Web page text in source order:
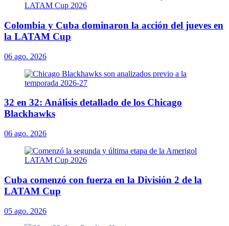
Colombia y Cuba dominaron la acción del jueves en
la LATAM Cup
06 ago. 2026
32 en 32: Análisis detallado de los Chicago
Blackhawks
06 ago. 2026
Cuba comenzó con fuerza en la División 2 de la
LATAM Cup
05 ago. 2026